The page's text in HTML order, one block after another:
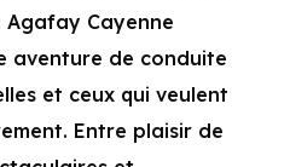
Cayenne
aventure de conduite
et ceux qui veulent
Entre plaisir de